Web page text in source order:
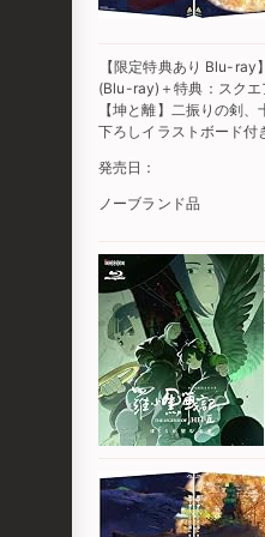
【限定特典あり Blu-ray
(Blu-ray)＋特典：スクエ
【坤と離】二振りの剣
下ろしイラストボード付
発売日：
ノーブランド品